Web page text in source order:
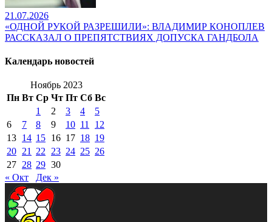
21.07.2026
«ОДНОЙ РУКОЙ РАЗРЕШИЛИ»: ВЛАДИМИР КОНОПЛЕВ
РАССКАЗАЛ О ПРЕПЯТСТВИЯХ ДОПУСКА ГАНДБОЛА
Календарь новостей
Ноябрь 2023
Пн Вт Ср Чт Пт Сб Вс
1
2 3 4
5
6
7 8 9 10 11
12
13 14 15 16 17 18 19
20 21 22 23 24 25 26
27 28 29 30
« Окт
Дек »